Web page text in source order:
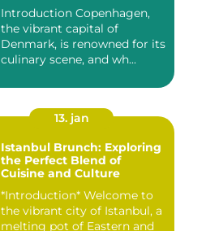
Introduction Copenhagen,
the vibrant capital of
Denmark, is renowned for its
culinary scene, and wh...
13. jan
Istanbul Brunch: Exploring
the Perfect Blend of
Cuisine and Culture
*Introduction* Welcome to
the vibrant city of Istanbul, a
melting pot of Eastern and